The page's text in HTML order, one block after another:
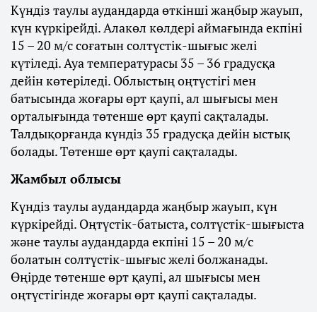
Күндіз таулы аудандарда өткінші жаңбыр жауып,
күн күркірейді. Алакөл көлдері аймағында екпіні
15 – 20 м/с соғатын солтүстік-шығыс желі
күтіледі. Ауа температурасы 35 – 36 градусқа
дейін көтеріледі. Облыстың оңтүстігі мен
батысында жоғары өрт қаупі, ал шығысы мен
орталығында төтенше өрт қаупі сақталады.
Талдықорғанда күндіз 35 градусқа дейін ыстық
болады. Төтенше өрт қаупі сақталады.
Жамбыл облысы
Күндіз таулы аудандарда жаңбыр жауып, күн
күркірейді. Оңтүстік-батыста, солтүстік-шығыста
және таулы аудандарда екпіні 15 – 20 м/с
болатын солтүстік-шығыс желі болжанады.
Өңірде төтенше өрт қаупі, ал шығысы мен
оңтүстігінде жоғары өрт қаупі сақталады.